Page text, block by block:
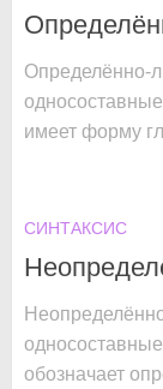
Определённо-
имеет форму
СИНТАКСИС
обозначает